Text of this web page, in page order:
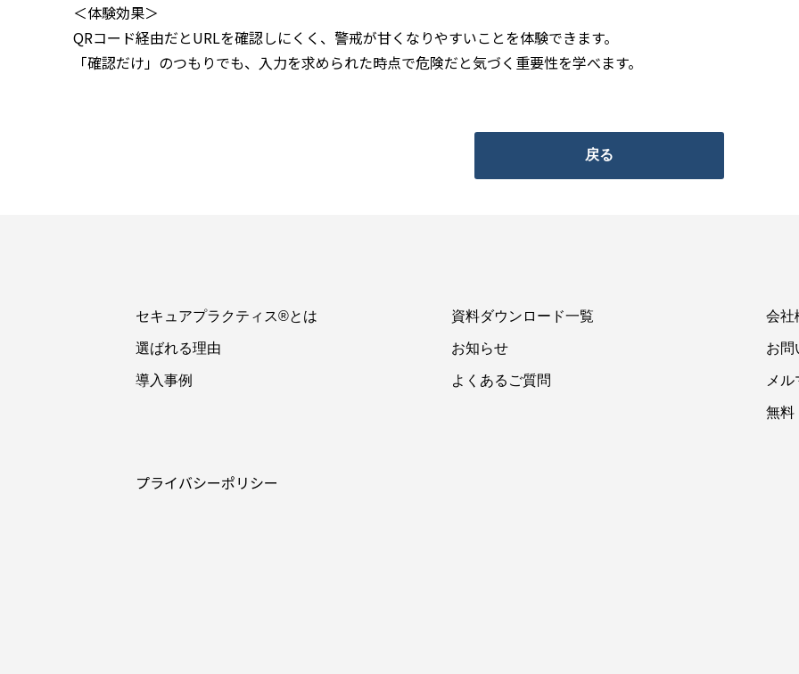
＜体験効果＞
QRコード経由だとURLを確認しにくく、警戒が甘くなりやすいことを体験できます。
「確認だけ」のつもりでも、入力を求められた時点で危険だと気づく重要性を学べます。
戻る
セキュアプラクティス®とは
選ばれる理由
導入事例
資料ダウンロード一覧
お知らせ
よくあるご質問
会社
お問
メ
無料
プライバシーポリシー